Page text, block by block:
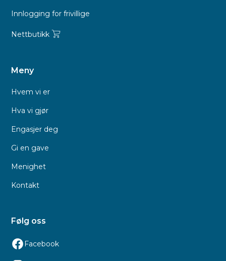
Innlogging for frivillige
Nettbutikk
Meny
Hvem vi er
Hva vi gjør
Engasjer deg
Gi en gave
Menighet
Kontakt
Følg oss
Facebook